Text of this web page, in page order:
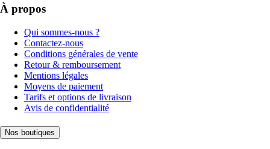
À propos
Qui sommes-nous ?
Contactez-nous
Conditions générales de vente
Retour & remboursement
Mentions légales
Moyens de paiement
Tarifs et options de livraison
Avis de confidentialité
Nos boutiques